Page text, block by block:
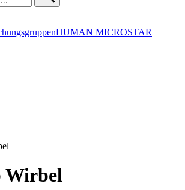
HUMAN MICROSTAR
Wirbel